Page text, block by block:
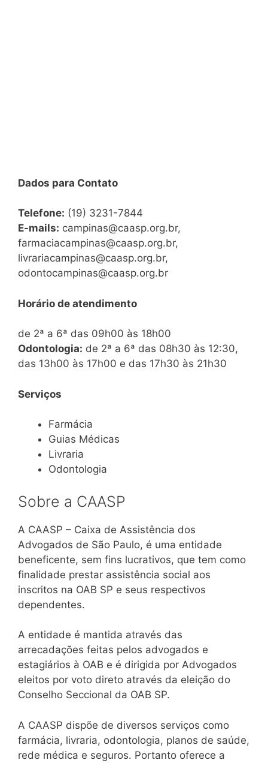
Dados para Contato
Telefone: (19) 3231-7844
E-mails: campinas@caasp.org.br,
farmaciacampinas@caasp.org.br,
livrariacampinas@caasp.org.br,
odontocampinas@caasp.org.br
Horário de atendimento
de 2ª a 6ª das 09h00 às 18h00
Odontologia: de 2ª a 6ª das 08h30 às 12:30,
das 13h00 às 17h00 e das 17h30 às 21h30
Serviços
Farmácia
Guias Médicas
Livraria
Odontologia
Sobre a CAASP
A CAASP – Caixa de Assistência dos
Advogados de São Paulo, é uma entidade
beneficente, sem fins lucrativos, que tem como
finalidade prestar assistência social aos
inscritos na OAB SP e seus respectivos
dependentes.
A entidade é mantida através das
arrecadações feitas pelos advogados e
estagiários à OAB e é dirigida por Advogados
eleitos por voto direto através da eleição do
Conselho Seccional da OAB SP.
A CAASP dispõe de diversos serviços como
farmácia, livraria, odontologia, planos de saúde,
rede médica e seguros. Portanto oferece a